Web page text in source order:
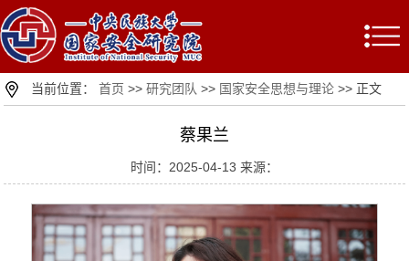
当前位置：首页 >>研究团队 >> 国家安全思想与理论 >> 正文
蔡果兰
时间：2025-04-13 来源：